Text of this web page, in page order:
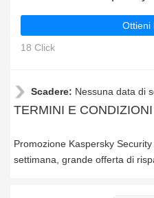
Ottieni
18 Click
Scadere: Nessuna data di
TERMINI E CONDIZIONI
Promozione Kaspersky
settimana, grande offerta di